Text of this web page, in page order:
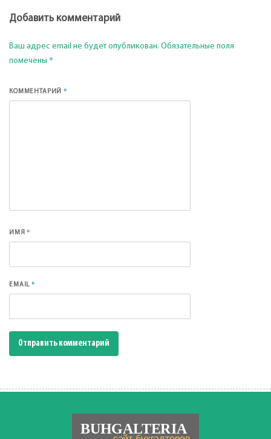
Добавить комментарий
Ваш адрес email не будет опубликован. Обязательные поля
помечены *
КОММЕНТАРИЙ*
ИМЯ*
EMAIL*